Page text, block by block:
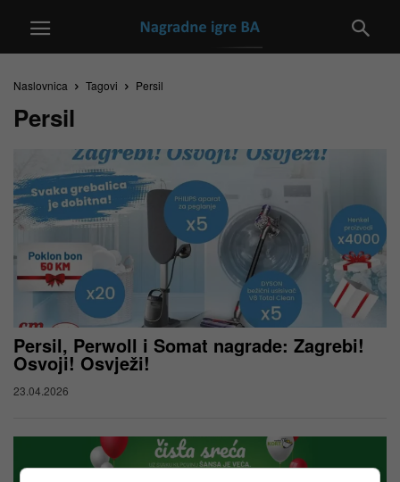
Naslovnica Tagovi Persil
Persil
Persil, Perwoll i Somat nagrade: Zagrebi!
Osvoji! Osvježi!
23.04.2026